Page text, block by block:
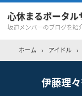
心休まるポータル
坂道メンバーのブログを紹
ホーム › アイドル ›
伊藤理